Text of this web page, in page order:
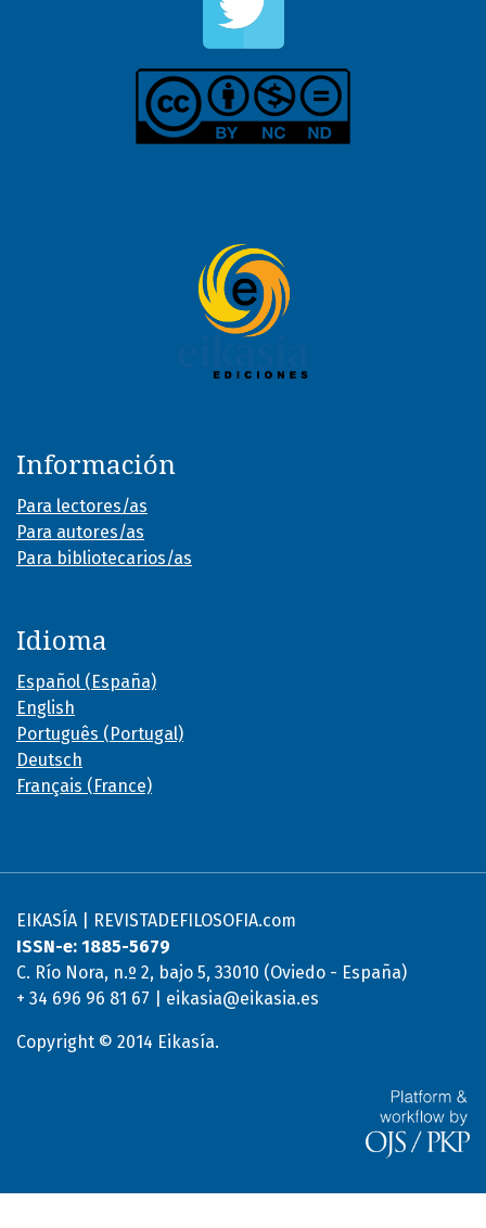
Información
Para lectores/as
Para autores/as
Para bibliotecarios/as
Idioma
Español (España)
English
Português (Portugal)
Deutsch
Français (France)
EIKASÍA | REVISTADEFILOSOFIA.com
ISSN-e: 1885-5679
C. Río Nora, n.º 2, bajo 5, 33010 (Oviedo - España)
+ 34 696 96 81 67 | eikasia@eikasia.es
Copyright © 2014 Eikasía.